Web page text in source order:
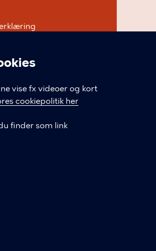
vise fx videoer og kort
cookiepolitik her
finder som link